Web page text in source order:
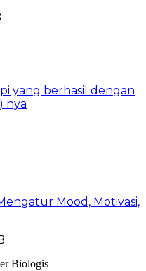
yang berhasil dengan
nya
Mood, Motivasi,